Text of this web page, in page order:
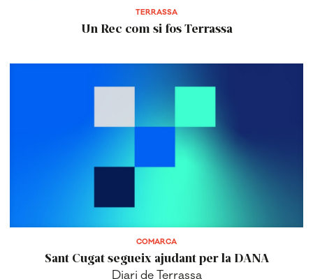
TERRASSA
Un Rec com si fos Terrassa
COMARCA
Sant Cugat segueix ajudant per la DANA
Diari de Terrassa